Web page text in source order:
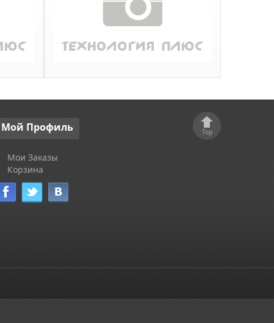
Мой Профиль
Мои Заказы
Корзина
Top